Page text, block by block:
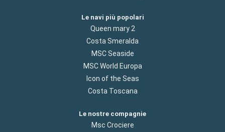
Le navi più popolari
Queen mary 2
Costa Smeralda
MSC Seaside
MSC World Europa
Icon of the Seas
Costa Toscana
Le nostre compagnie
Msc Crociere